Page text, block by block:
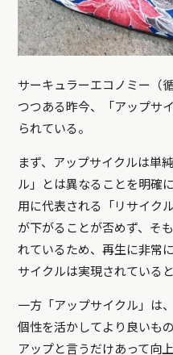
サーキュラーエコノミー（
つつある昨今、「アップサ
られている。
まず、アップサイクルは単
ル」とは異なることを明確
用に代表される「リサイク
が下がることが否めず、そ
れているため、再生に非常
サイクルは実現されている
一方「アップサイクル」は
個性を活かしてより良いも
アップと言うだけあって向